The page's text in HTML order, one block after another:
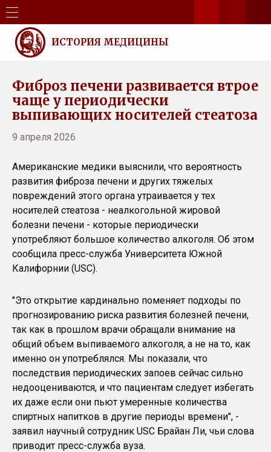
ИСТОРИЯ МЕДИЦИНЫ
Фиброз печени развивается втрое
чаще у периодически
выпивающих носителей стеатоза
9 апреля 2026
Американские медики выяснили, что вероятность
развития фиброза печени и других тяжелых
повреждений этого органа утраивается у тех
носителей стеатоза - неалкогольной жировой
болезни печени - которые периодически
употребляют большое количество алкоголя. Об этом
сообщила пресс-служба Университета Южной
Калифорнии (USC).
"Это открытие кардинально поменяет подходы по
прогнозированию риска развития болезней печени,
так как в прошлом врачи обращали внимание на
общий объем выпиваемого алкоголя, а не на то, как
именно он употреблялся. Мы показали, что
последствия периодических запоев сейчас сильно
недооцениваются, и что пациентам следует избегать
их даже если они пьют умеренные количества
спиртных напитков в другие периоды времени", -
заявил научный сотрудник USC Брайан Ли, чьи слова
приводит пресс-служба вуза.